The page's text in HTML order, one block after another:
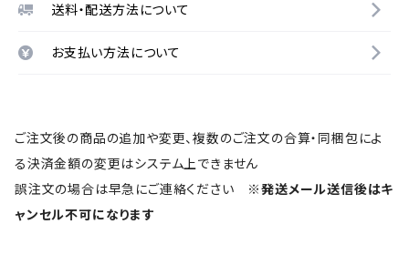
送料・配送方法について
お支払い方法について
ご注文後の商品の追加や変更、複数のご注文の合算・同梱包によ
る決済金額の変更はシステム上できません
誤注文の場合は早急にご連絡ください ※発送メール送信後はキ
ャンセル不可になります